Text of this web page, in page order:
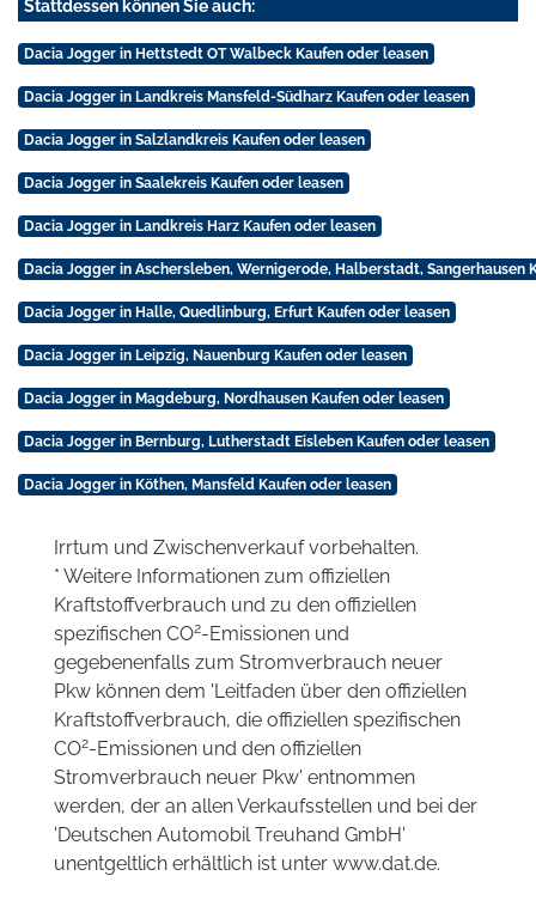
Stattdessen können Sie auch:
Dacia Jogger in Hettstedt OT Walbeck Kaufen oder leasen
Dacia Jogger in Landkreis Mansfeld-Südharz Kaufen oder leasen
Dacia Jogger in Salzlandkreis Kaufen oder leasen
Dacia Jogger in Saalekreis Kaufen oder leasen
Dacia Jogger in Landkreis Harz Kaufen oder leasen
Dacia Jogger in Aschersleben, Wernigerode, Halberstadt, Sangerhausen
Dacia Jogger in Halle, Quedlinburg, Erfurt Kaufen oder leasen
Dacia Jogger in Leipzig, Nauenburg Kaufen oder leasen
Dacia Jogger in Magdeburg, Nordhausen Kaufen oder leasen
Dacia Jogger in Bernburg, Lutherstadt Eisleben Kaufen oder leasen
Dacia Jogger in Köthen, Mansfeld Kaufen oder leasen
Irrtum und Zwischenverkauf vorbehalten.
* Weitere Informationen zum offiziellen
Kraftstoffverbrauch und zu den offiziellen
spezifischen CO2-Emissionen und
gegebenenfalls zum Stromverbrauch neuer
Pkw können dem 'Leitfaden über den offiziellen
Kraftstoffverbrauch, die offiziellen spezifischen
CO2-Emissionen und den offiziellen
Stromverbrauch neuer Pkw' entnommen
werden, der an allen Verkaufsstellen und bei der
'Deutschen Automobil Treuhand GmbH'
unentgeltlich erhältlich ist unter www.dat.de.